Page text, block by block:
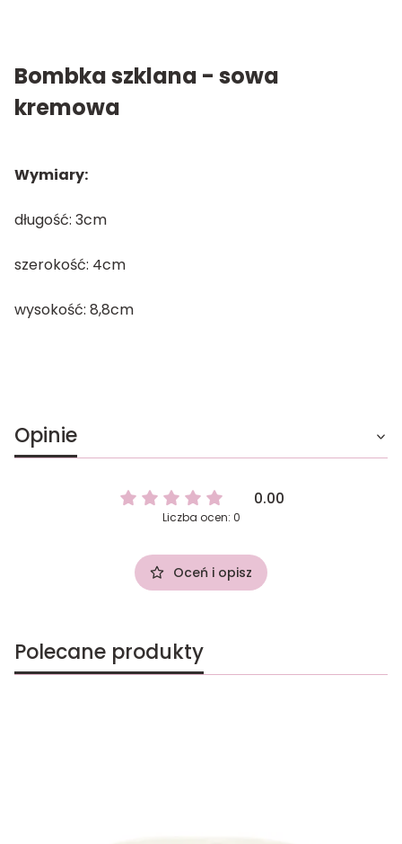
Bombka szklana - sowa
kremowa
Wymiary:
długość: 3cm
szerokość: 4cm
wysokość: 8,8cm
Opinie
0.00
Liczba ocen: 0
Oceń i opisz
Polecane produkty